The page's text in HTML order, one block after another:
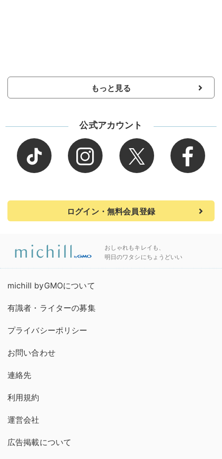
もっと見る
公式アカウント
ログイン・無料会員登録
おしゃれもキレイも、
明日のワタシにちょうどいい
michill byGMOについて
有識者・ライターの募集
プライバシーポリシー
お問い合わせ
連絡先
利用規約
運営会社
広告掲載について